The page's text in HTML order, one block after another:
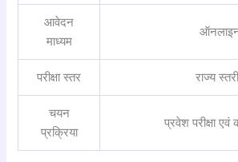
आवेदन
माध्यम
परीक्षा स्तर राज्य
चयन
प्रक्रिया
प्रवेश परीक्षा